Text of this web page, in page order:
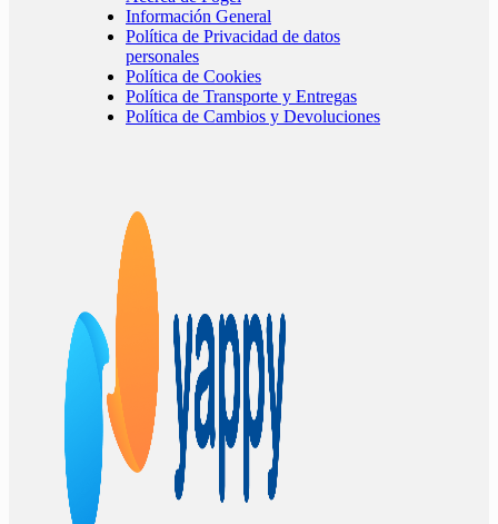
Información General
Política de Privacidad de datos
personales
Política de Cookies
Política de Transporte y Entregas
Política de Cambios y Devoluciones